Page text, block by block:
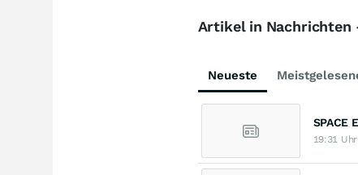
Artikel in Nachrichten
Neueste
SPACE
19:31